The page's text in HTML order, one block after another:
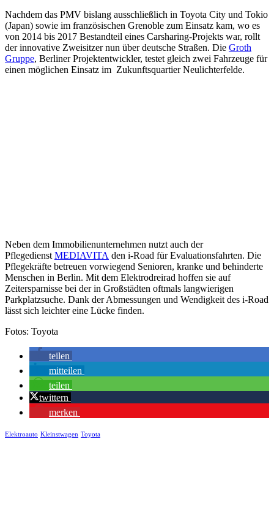
Nachdem das PMV bislang ausschließlich in Toyota City und Tokio
(Japan) sowie im französischen Grenoble zum Einsatz kam, wo es
von 2014 bis 2017 Bestandteil eines Carsharing-Projekts war, rollt
der innovative Zweisitzer nun über deutsche Straßen. Die Groth
Gruppe, Berliner Projektentwickler, testet gleich zwei Fahrzeuge für
einen möglichen Einsatz im Zukunftsquartier Neulichterfelde.
Neben dem Immobilienunternehmen nutzt auch der
Pflegedienst MEDIAVITA den i-Road für Evaluationsfahrten. Die
Pflegekräfte betreuen vorwiegend Senioren, kranke und behinderte
Menschen in Berlin. Mit dem Elektrodreirad hoffen sie auf
Zeitersparnisse bei der in Großstädten oftmals langwierigen
Parkplatzsuche. Dank der Abmessungen und Wendigkeit des i-Road
lässt sich leichter eine Lücke finden.
Fotos: Toyota
teilen
mitteilen
teilen
twittern
merken
Elektroauto Kleinstwagen Toyota